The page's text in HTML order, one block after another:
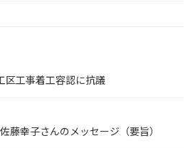
区工事着工容認に抗議
幸子さんのメッセージ（要旨）